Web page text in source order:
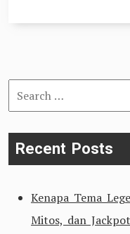
Search
for:
Recent Posts
Kenapa Tema
Mitos, dan